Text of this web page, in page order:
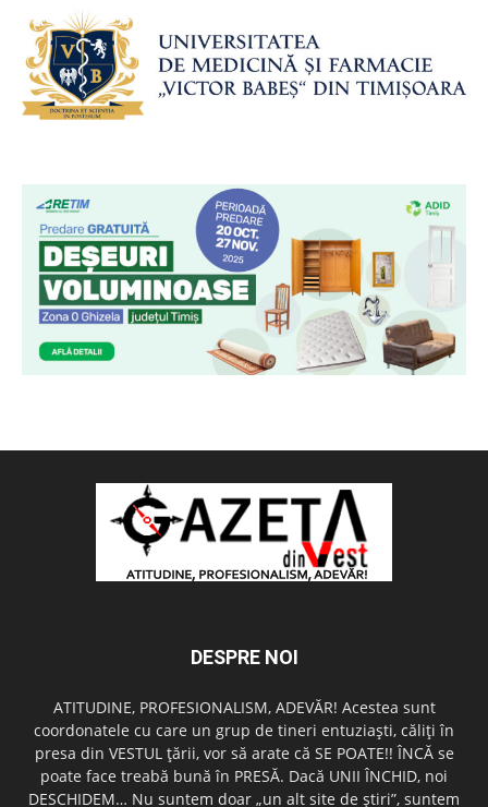
DESPRE NOI
ATITUDINE, PROFESIONALISM, ADEVĂR! Acestea sunt
coordonatele cu care un grup de tineri entuziaşti, căliţi în
presa din VESTUL ţării, vor să arate că SE POATE!! ÎNCĂ se
poate face treabă bună în PRESĂ. Dacă UNII ÎNCHID, noi
DESCHIDEM… Nu suntem doar „un alt site de ştiri”, suntem